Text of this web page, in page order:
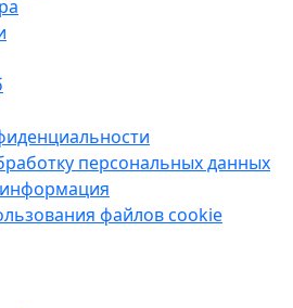
персональных данных
файлов cookie